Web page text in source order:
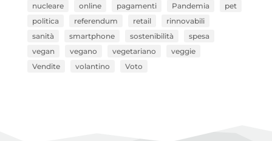
nucleare
online pagamenti Pandemia
pet
politica
referendum retail
rinnovabili
sanità
smartphone sostenibilità
spesa
vegan
vegano vegetariano
veggie
Vendite
volantino Voto